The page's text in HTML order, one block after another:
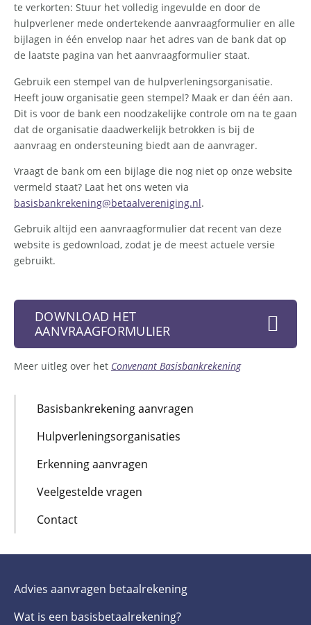
te verkorten: Stuur het volledig ingevulde en door de
hulpverlener mede ondertekende aanvraagformulier en alle
bijlagen in één envelop naar het adres van de bank dat op
de laatste pagina van het aanvraagformulier staat.
Gebruik een stempel van de hulpverleningsorganisatie.
Heeft jouw organisatie geen stempel? Maak er dan één aan.
Dit is voor de bank een noodzakelijke controle om na te gaan
dat de organisatie daadwerkelijk betrokken is bij de
aanvraag en ondersteuning biedt aan de aanvrager.
Vraagt de bank om een bijlage die nog niet op onze website
vermeld staat? Laat het ons weten via
basisbankrekening@betaalvereniging.nl.
Gebruik altijd een aanvraagformulier dat recent van deze
website is gedownload, zodat je de meest actuele versie
gebruikt.
DOWNLOAD HET
AANVRAAGFORMULIER
Meer uitleg over het Convenant Basisbankrekening
Basisbankrekening aanvragen
Hulpverlenings­organisaties
Erkenning aanvragen
Veelgestelde vragen
Contact
Advies aanvragen betaalrekening
Wat is een basis­betaalrekening?